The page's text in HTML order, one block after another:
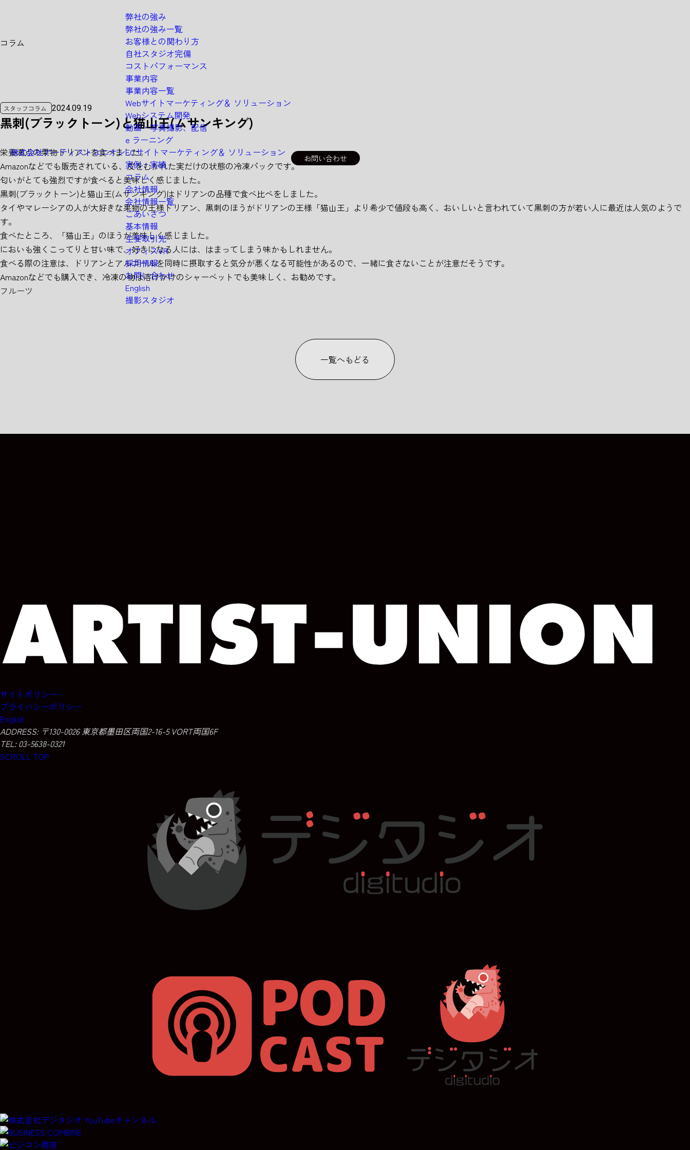
株式会社アーティストユニオン
弊社の強み
弊社の強み一覧
お客様との関わり方
自社スタジオ完備
コストパフォーマンス
事業内容
事業内容一覧
Webサイトマーケティング＆ ソリューション
Webシステム開発
動画・写真撮影、配信
e ラーニング
ECサイトマーケティング＆ ソリューション
実例・実績
コラム
会社情報
会社情報一覧
ごあいさつ
基本情報
主要取引先
オフィスVR
採用情報
お問い合わせ
English
撮影スタジオ
お問い合わせ
コラム
スタッフコラム 2024.09.19
黒刺(ブラックトーン)と猫山王(ムサンキング)
栄養満点の果物ドリアンを食べました。
Amazonなどでも販売されている、皮をむかれた実だけの状態の冷凍パックです。
匂いがとても強烈ですが食べると美味しく感じました。
黒刺(ブラックトーン)と猫山王(ムサンキング)はドリアンの品種で食べ比べをしました。
タイやマレーシアの人が大好きな果物の王様ドリアン、黒刺のほうがドリアンの王様「猫山王」より希少で値段も高く、おいしいと言われていて黒刺の方が若い人に最近は人気のようで
す。
食べたところ、「猫山王」のほうが美味しく感じました。
においも強くこってりと甘い味で、好きになる人には、はまってしまう味かもしれません。
食べる際の注意は、ドリアンとアルコールを同時に摂取すると気分が悪くなる可能性があるので、一緒に食さないことが注意だそうです。
Amazonなどでも購入でき、冷凍の物は溶けかけのシャーベットでも美味しく、お勧めです。
フルーツ
一覧へもどる
サイトポリシー
プライバシーポリシー
English
ADDRESS: 〒130-0026 東京都墨田区両国2-16-5 VORT両国6F
TEL: 03-5638-0321
SCROLL TOP